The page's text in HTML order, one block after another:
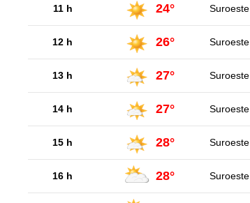
11 h 24° Suroeste
12 h 26° Suroeste
13 h 27° Suroeste
14 h 27° Suroeste
15 h 28° Suroeste
16 h 28° Suroeste